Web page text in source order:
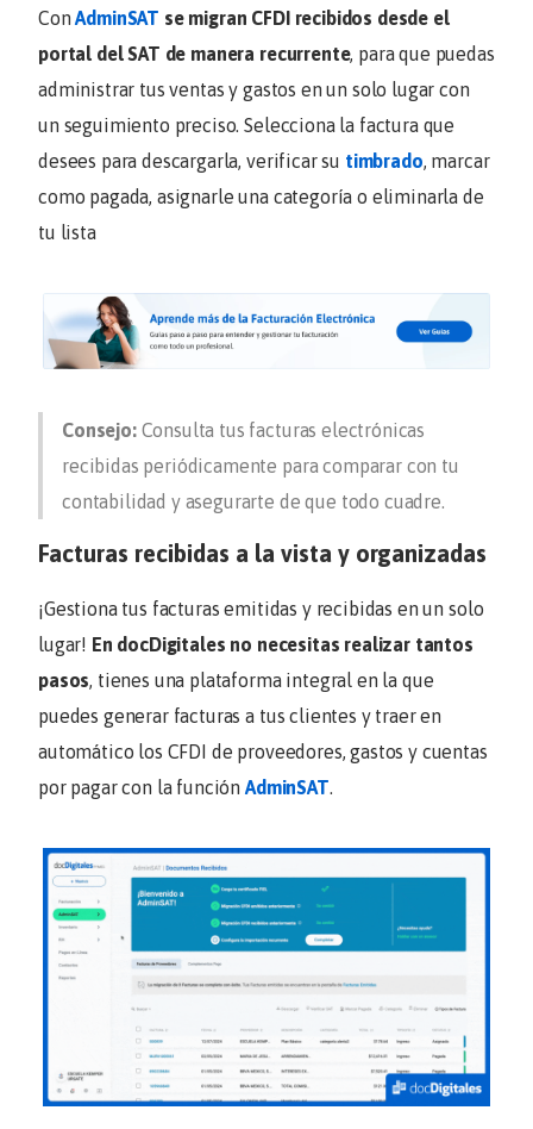
ConAdminSAT se migran CFDI recibidos desde el
portal del SAT de manera recurrente, para que puedas
administrar tus ventas y gastos en un solo lugar con
un seguimiento preciso. Selecciona la factura que
desees para descargarla, verificar su timbrado, marcar
como pagada, asignarle una categoría o eliminarla de
tu lista
Consejo: Consulta tus facturas electrónicas
recibidas periódicamente para comparar con tu
contabilidad y asegurarte de que todo cuadre.
Facturas recibidas a la vista y organizadas
¡Gestiona tus facturas emitidas y recibidas en un solo
lugar! En docDigitales no necesitas realizar tantos
pasos, tienes una plataforma integral en la que
puedes generar facturas a tus clientes y traer en
automático los CFDI de proveedores, gastos y cuentas
por pagar con la función AdminSAT.